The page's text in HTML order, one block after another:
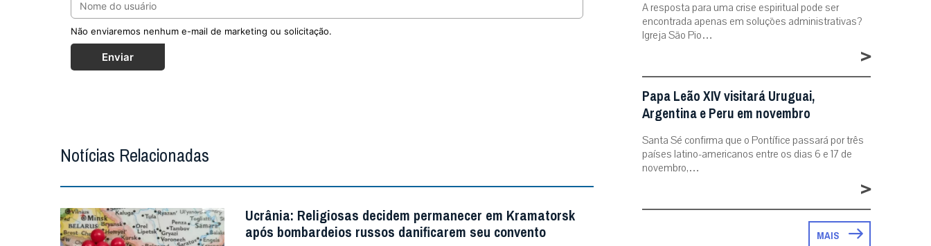
Não enviaremos nenhum e-mail de marketing ou solicitação.
Enviar
Notícias Relacionadas
Ucrânia: Religiosas decidem permanecer em Kramatorsk
após bombardeios russos danificarem seu convento
A resposta para uma crise espiritual pode ser
encontrada apenas em soluções administrativas?
Igreja São Pio…
>
Papa Leão XIV visitará Uruguai,
Argentina e Peru em novembro
Santa Sé confirma que o Pontífice passará por três
países latino-americanos entre os dias 6 e 17 de
novembro,…
>
MAIS